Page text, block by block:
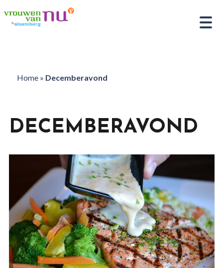
Home» Decemberavond
DECEMBERAVOND